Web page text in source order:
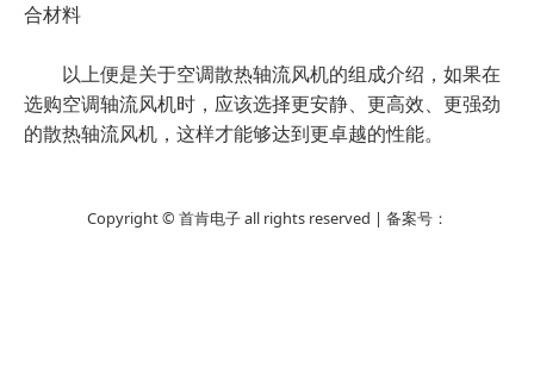
合材料
以上便是关于空调散热轴流风机的组成介绍，如果在
选购空调轴流风机时，应该选择更安静、更高效、更强劲
的散热轴流风机，这样才能够达到更卓越的性能。
Copyright © 首肯电子 all rights reserved | 备案号：